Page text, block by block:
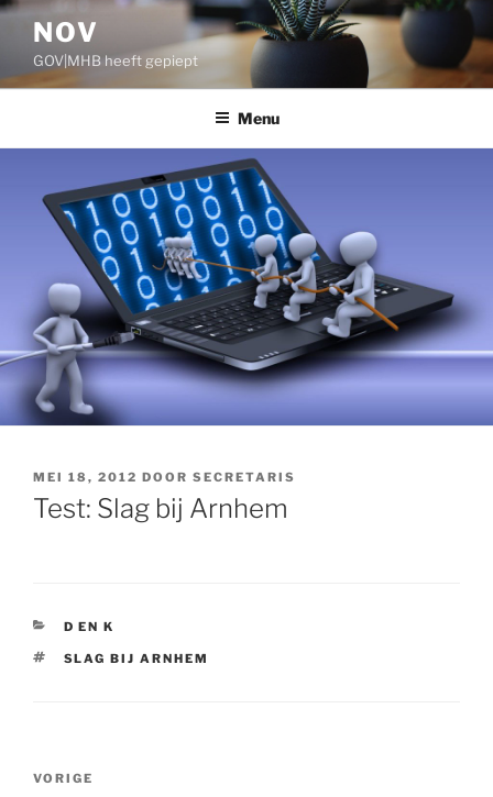
Ga
inhoud
NOV
GOV|MHB heeft gepiept
Menu
GEPLAATST
OP
MEI 18, 2012 DOOR SECRETARIS
Test: Slag bij Arnhem
CATEGORIEËN
D EN K
TAGS
SLAG BIJ ARNHEM
Bericht
Vorig
VORIGE